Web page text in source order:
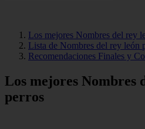
Los mejores Nombres del rey
Lista de Nombres del rey león
Recomendaciones Finales y
Los mejores Nombres
perros